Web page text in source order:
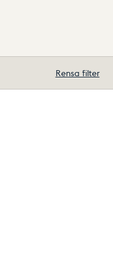
Rensa filter